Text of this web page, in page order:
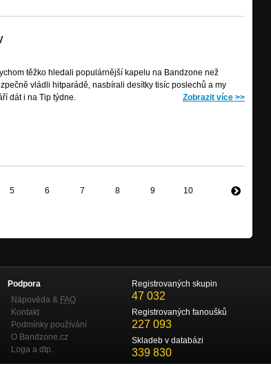
těžko hledali populárnější kapelu na Bandzone než
vládli hitparádě, nasbírali desítky tisíc poslechů a my
dát i na Tip týdne.
Zobrazit více >>
5 6 7 8 9 10
Podpora
Nápověda & FAQ
Kontakt
Podmínky používání
O Bandzone.cz
Loga a dtp.
Registrovaných skupin
47 032
Registrovaných fanoušků
227 093
Skladeb v databázi
339 830